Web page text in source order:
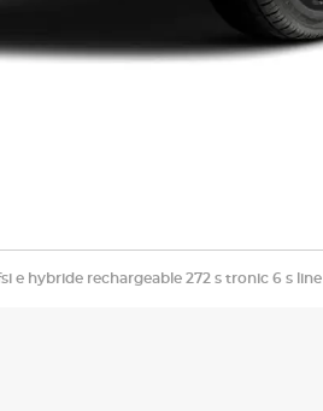
e hybride rechargeable 272 s tronic 6 s line